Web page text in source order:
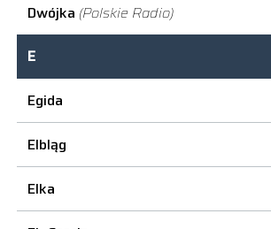
Dwójka (Polskie Radio)
E
Egida
Elbląg
Elka